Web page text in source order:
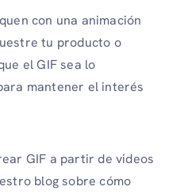
con una animación
tu producto o
el GIF sea lo
mantener el interés
GIF a partir de videos
blog sobre cómo